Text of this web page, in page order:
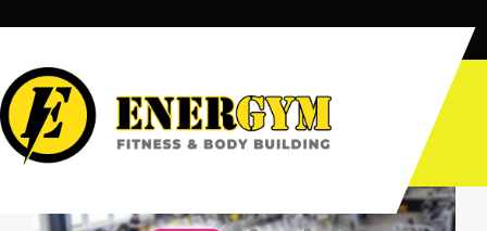
Az ENERGYM csatlakozik a “Mozdulj, Debrecen!”
May 1, 2024 |No Comments | Blog